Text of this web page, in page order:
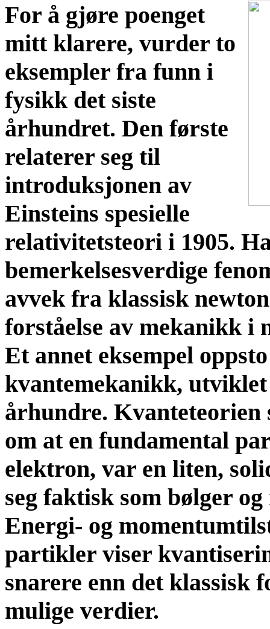
For å gjøre poenget
mitt klarere, vurder to
eksempler fra funn i
fysikk det siste
århundret. Den første
relaterer seg til
introduksjonen av
Einsteins spesielle
relativitetsteori i 1905.
bemerkelsesverdige
avvek fra klassisk
forståelse av mekanikk i
Et annet eksempel
kvantemekanikk,
århundre. Kvanteteorien
om at en fundamental
elektron, var en liten,
seg faktisk som bølger
Energi- og
partikler viser
snarere enn det klassisk
mulige verdier.